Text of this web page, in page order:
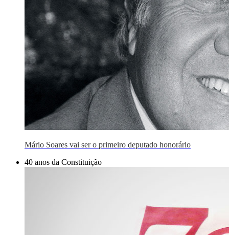
Mário Soares vai ser o primeiro deputado honorário
40 anos da Constituição